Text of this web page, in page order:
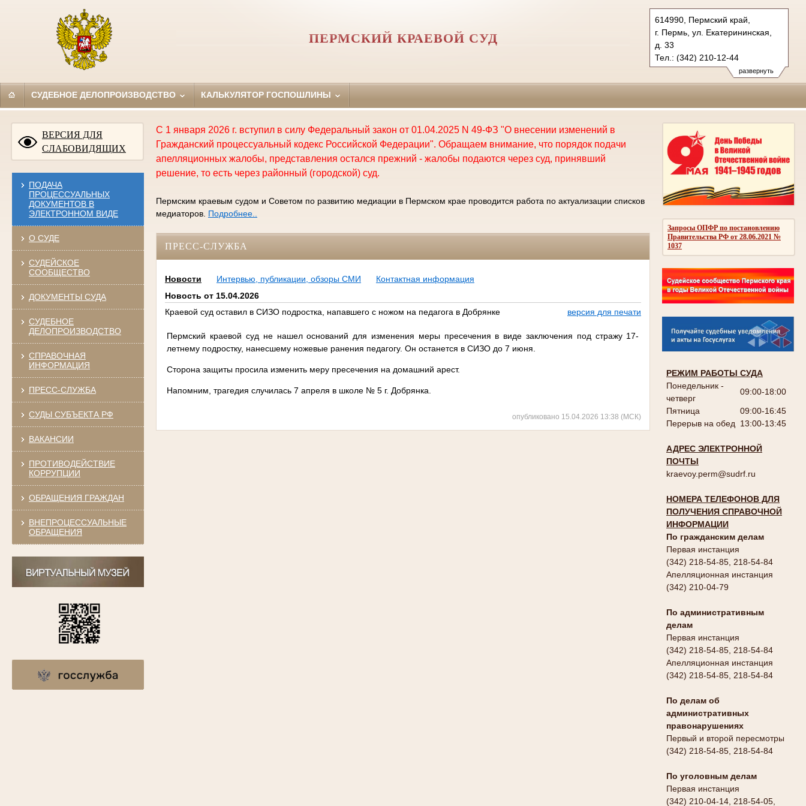
развернуть
614990, Пермский край,
г. Пермь, ул. Екатерининская,
д. 33
Тел.: (342) 210-12-44
kraevoy.perm@sudrf.ru
ПЕРМСКИЙ КРАЕВОЙ СУД
СУДЕБНОЕ ДЕЛОПРОИЗВОДСТВО КАЛЬКУЛЯТОР ГОСПОШЛИНЫ
ВЕРСИЯ ДЛЯ
СЛАБОВИДЯЩИХ
ПОДАЧА
ПРОЦЕССУАЛЬНЫХ
ДОКУМЕНТОВ В
ЭЛЕКТРОННОМ ВИДЕ
О СУДЕ
СУДЕЙСКОЕ
СООБЩЕСТВО
ДОКУМЕНТЫ СУДА
СУДЕБНОЕ
ДЕЛОПРОИЗВОДСТВО
СПРАВОЧНАЯ
ИНФОРМАЦИЯ
ПРЕСС-СЛУЖБА
СУДЫ СУБЪЕКТА РФ
ВАКАНСИИ
ПРОТИВОДЕЙСТВИЕ
КОРРУПЦИИ
ОБРАЩЕНИЯ ГРАЖДАН
ВНЕПРОЦЕССУАЛЬНЫЕ
ОБРАЩЕНИЯ
Запросы ОПФР по постановлению
Правительства РФ от 28.06.2021 №
1037
РЕЖИМ РАБОТЫ СУДА
Понедельник -
четверг
09:00-18:00
Пятница
09:00-16:45
Перерыв на обед 13:00-13:45
АДРЕС ЭЛЕКТРОННОЙ
ПОЧТЫ
kraevoy.perm@sudrf.ru
НОМЕРА ТЕЛЕФОНОВ ДЛЯ
ПОЛУЧЕНИЯ СПРАВОЧНОЙ
ИНФОРМАЦИИ
По гражданским делам
Первая инстанция
(342) 218-54-85, 218-54-84
Апелляционная инстанция
(342) 210-04-79
По административным
делам
Первая инстанция
(342) 218-54-85, 218-54-84
Апелляционная инстанция
(342) 218-54-85, 218-54-84
По делам об
административных
правонарушениях
Первый и второй пересмотры
(342) 218-54-85, 218-54-84
По уголовным делам
Первая инстанция
(342) 210-04-14, 218-54-05,
С 1 января 2026 г. вступил в силу Федеральный закон от 01.04.2025 N 49-ФЗ "О внесении изменений в
Гражданский процессуальный кодекс Российской Федерации". Обращаем внимание, что порядок подачи
апелляционных жалобы, представления остался прежний - жалобы подаются через суд, принявший
решение, то есть через районный (городской) суд.
Пермским краевым судом и Советом по развитию медиации в Пермском крае проводится работа по актуализации списков
медиаторов. Подробнее..
ПРЕСС-СЛУЖБА
Новости Интервью, публикации, обзоры СМИ
Контактная информация
Новость от 15.04.2026
Краевой суд оставил в СИЗО подростка, напавшего с ножом на педагога в Добрянке
версия для печати
Пермский краевой суд не нашел оснований для изменения меры пресечения в виде заключения под стражу 17-
летнему подростку, нанесшему ножевые ранения педагогу. Он останется в СИЗО до 7 июня.
Сторона защиты просила изменить меру пресечения на домашний арест.
Напомним, трагедия случилась 7 апреля в школе № 5 г. Добрянка.
опубликовано 15.04.2026 13:38 (МСК)